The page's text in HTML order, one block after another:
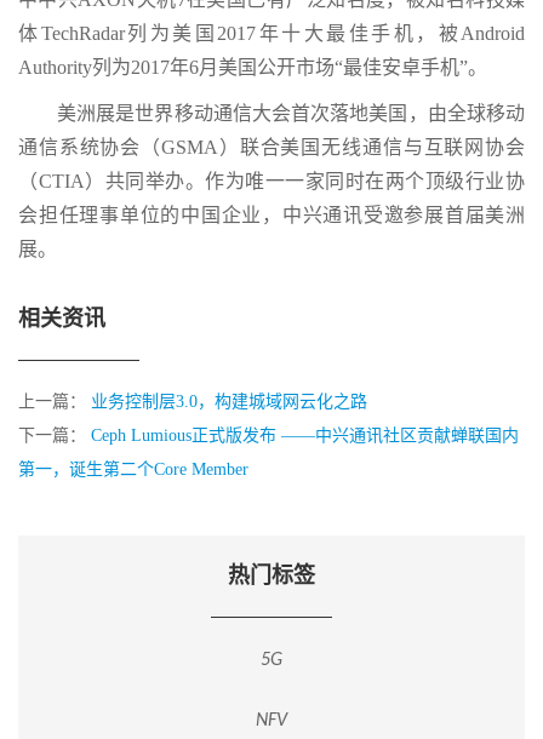
体TechRadar列为美国2017年十大最佳手机，被Android
Authority列为2017年6月美国公开市场“最佳安卓手机”。
美洲展是世界移动通信大会首次落地美国，由全球移动
通信系统协会（GSMA）联合美国无线通信与互联网协会
（CTIA）共同举办。作为唯一一家同时在两个顶级行业协
会担任理事单位的中国企业，中兴通讯受邀参展首届美洲
展。
相关资讯
上一篇： 业务控制层3.0，构建城域网云化之路
下一篇： Ceph Lumious正式版发布 ——中兴通讯社区贡献蝉联国内
第一，诞生第二个Core Member
热门标签
5G
NFV